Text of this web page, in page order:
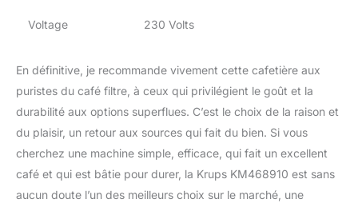
Voltage 230 Volts
En définitive, je recommande vivement cette cafetière aux
puristes du café filtre, à ceux qui privilégient le goût et la
durabilité aux options superflues. C’est le choix de la raison et
du plaisir, un retour aux sources qui fait du bien. Si vous
cherchez une machine simple, efficace, qui fait un excellent
café et qui est bâtie pour durer, la Krups KM468910 est sans
aucun doute l’un des meilleurs choix sur le marché, une